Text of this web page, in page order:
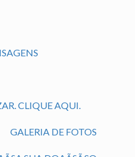
CLIQUE AQUI.
GALERIA DE FOTOS